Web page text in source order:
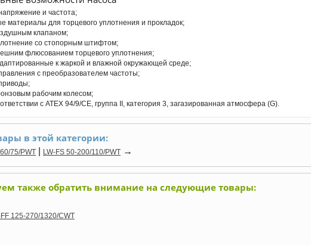
и частота;
материалы для торцевого уплотнения и прокладок;
клапаном;
со стопорным штифтом;
флюсованием торцевого уплотнения;
к жаркой и влажной окружающей среде;
с преобразователем частоты;
рабочим колесом;
с ATEX 94/9/CE, группа II, категория 3, загазированная атмосфера (G).
в этой категории:
75/PWT LW-FS 50-200/110/PWT →
также обратить внимание на следующие товары:
FF 125-270/1320/CWT